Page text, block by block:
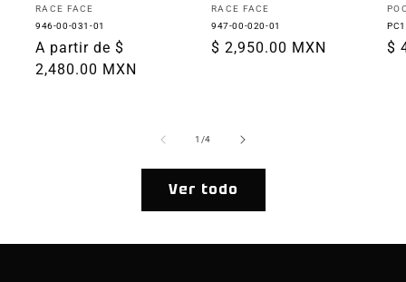
Proveedor:
RACE FACE
946-00-031-01
Precio
habitual
A partir de $
2,480.00 MXN
Proveedor:
RACE FACE
947-00-020-01
Precio
$ 2,950.00 MXN $
1 /de
4
Ver todo